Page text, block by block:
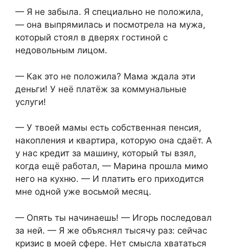
— Я не забыла. Я специально не положила,
— она выпрямилась и посмотрела на мужа,
который стоял в дверях гостиной с
недовольным лицом.
— Как это не положила? Мама ждала эти
деньги! У неё платёж за коммунальные
услуги!
— У твоей мамы есть собственная пенсия,
накопления и квартира, которую она сдаёт. А
у нас кредит за машину, который ты взял,
когда ещё работал, — Марина прошла мимо
него на кухню. — И платить его приходится
мне одной уже восьмой месяц.
— Опять ты начинаешь! — Игорь последовал
за ней. — Я же объяснял тысячу раз: сейчас
кризис в моей сфере. Нет смысла хвататься